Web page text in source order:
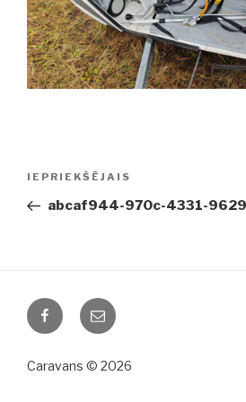
Ziņu
Iepriekšējā
ziņa:
IEPRIEKŠĒJAIS
abcaf944-970c-4331-
FacebookEmail
Caravans © 2026